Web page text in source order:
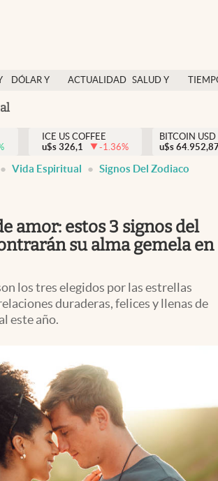
DÓLAR Y
ACTUALIDAD SALUD Y
México
USA
ICE US COFFEE
u$s 326,1 -1.36%
BITCOIN USD
u$s
Vida Espiritual Signos Del Zodiaco
amor: estos 3 signos del
su alma gemela en
los tres elegidos por las estrellas
duraderas, felices y llenas de
este año.